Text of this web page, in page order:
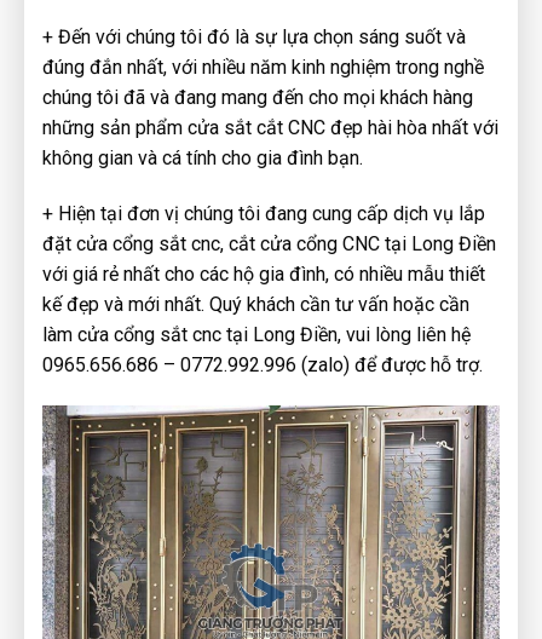
+ Đến với chúng tôi đó là sự lựa chọn sáng suốt và
đúng đắn nhất, với nhiều năm kinh nghiệm trong nghề
chúng tôi đã và đang mang đến cho mọi khách hàng
những sản phẩm cửa sắt cắt CNC đẹp hài hòa nhất với
không gian và cá tính cho gia đình bạn.
+ Hiện tại đơn vị chúng tôi đang cung cấp dịch vụ lắp
đặt cửa cổng sắt cnc, cắt cửa cổng CNC tại Long Điền
với giá rẻ nhất cho các hộ gia đình, có nhiều mẫu thiết
kế đẹp và mới nhất. Quý khách cần tư vấn hoặc cần
làm cửa cổng sắt cnc tại Long Điền, vui lòng liên hệ
0965.656.686 – 0772.992.996 (zalo) để được hỗ trợ.